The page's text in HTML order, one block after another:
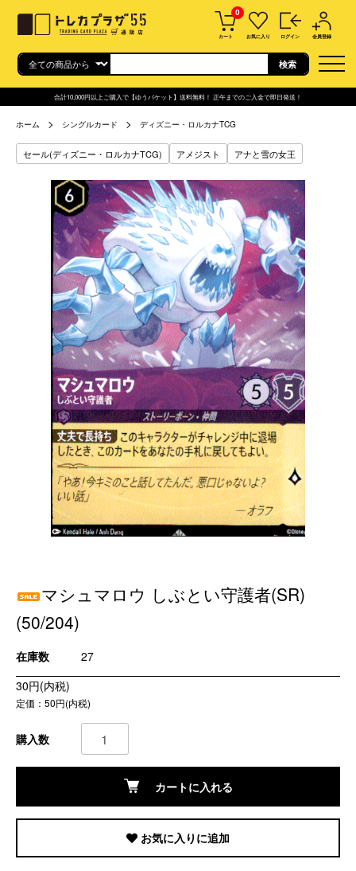
0
カート お気に入り ログイン 会員登録
合計10,000円以上ご購入で【ゆうパケット】送料無料！ 正午までのご入金で即日発送！
ホーム シングルカード ディズニー・ロルカナTCG
セール(ディズニー・ロルカナTCG) アメジスト アナと雪の女王
マシュマロウ しぶとい守護者(SR)
(50/204)
在庫数
27
30円(内税)
定価：50円(内税)
購入数
カートに入れる
お気に入りに追加